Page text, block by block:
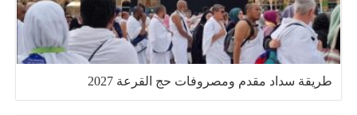
طريقة سداد مقدم ومصروفات حج القرعة 2027